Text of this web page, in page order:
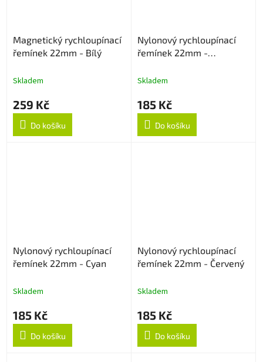
Magnetický rychloupínací
řemínek 22mm - Bílý
Skladem
259 Kč
Do košíku
Nylonový rychloupínací
řemínek 22mm -
Skladem
185 Kč
Do košíku
Nylonový rychloupínací
řemínek 22mm - Cyan
Skladem
185 Kč
Do košíku
Nylonový rychloupínací
řemínek 22mm - Červený
Skladem
185 Kč
Do košíku